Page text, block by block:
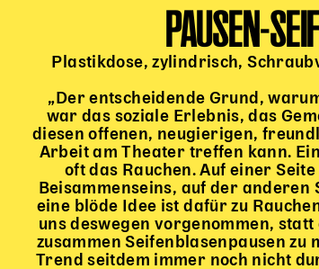
PAUSEN-
Plastikdose, zylindrisch,
„Der entscheidende Grund,
war das soziale Erlebnis, das
diesen offenen, neugierigen,
Arbeit am Theater treffen kann.
oft das Rauchen. Auf einer
Beisammenseins, auf der
eine blöde Idee ist dafür zu
uns deswegen vorgenommen,
zusammen Seifenblasenpausen zu
Trend seitdem immer noch nicht